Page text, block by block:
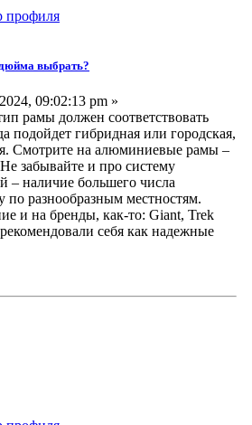
выбрать?
09:02:13 pm »
рамы должен соответствовать
подойдет гибридная или городская,
Смотрите на алюминиевые рамы –
забывайте и про систему
– наличие большего числа
по разнообразным местностям.
и на бренды, как-то: Giant, Trek
себя как надежные